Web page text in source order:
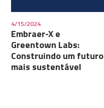
4/15/2024
Embraer-X e
Greentown Labs:
Construindo um futuro
mais sustentável